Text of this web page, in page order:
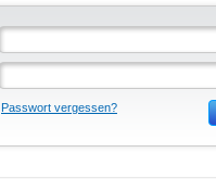
Passwort vergessen?